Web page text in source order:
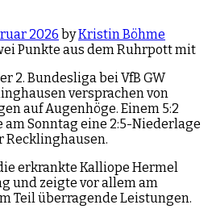
2026 byKristin Böhme
2. Bundesliga bei VfB GW
versprachen von
auf Augenhöge. Einem 5:2
Sonntag eine 2:5-Niederlage
Recklinghausen.
erkrankte Kalliope Hermel
und zeigte vor allem am
Teil überragende Leistungen.